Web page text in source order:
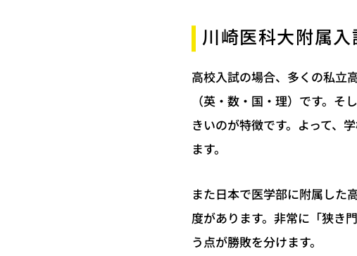
川崎医科大附属入
高校入試の場合、多くの私立
（英・数・国・理）です。
きいのが特徴です。よって、
ます。
また日本で医学部に附属した
度があります。非常に「狭き
う点が勝敗を分けます。